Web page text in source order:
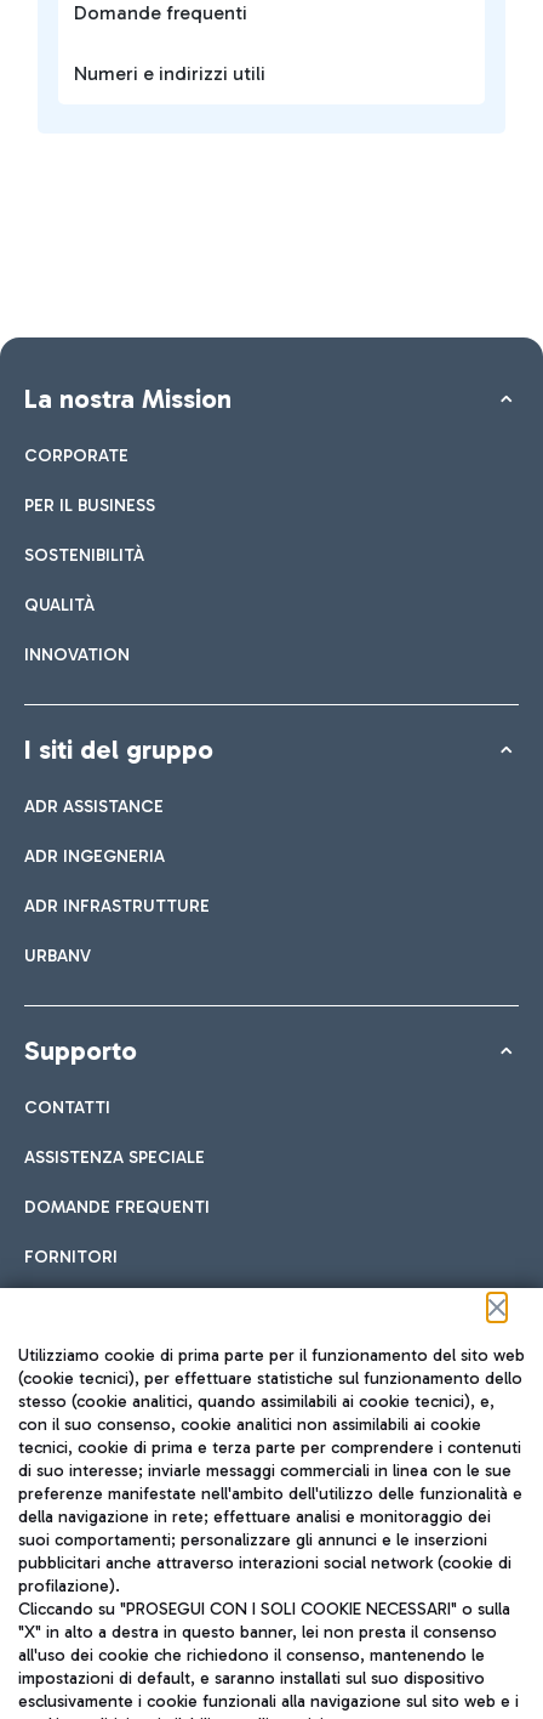
Domande frequenti
Numeri e indirizzi utili
La nostra Mission
CORPORATE
PER IL BUSINESS
SOSTENIBILITÀ
QUALITÀ
INNOVATION
I siti del gruppo
ADR ASSISTANCE
ADR INGEGNERIA
ADR INFRASTRUTTURE
URBANV
Supporto
CONTATTI
ASSISTENZA SPECIALE
DOMANDE FREQUENTI
FORNITORI
Seguici sui social
TRAVEL JOURNAL
ITA
Utilizziamo cookie di prima parte per il funzionamento del sito web
(cookie tecnici), per effettuare statistiche sul funzionamento dello
stesso (cookie analitici, quando assimilabili ai cookie tecnici), e,
con il suo consenso, cookie analitici non assimilabili ai cookie
tecnici, cookie di prima e terza parte per comprendere i contenuti
di suo interesse; inviarle messaggi commerciali in linea con le sue
preferenze manifestate nell'ambito dell'utilizzo delle funzionalità e
della navigazione in rete; effettuare analisi e monitoraggio dei
suoi comportamenti; personalizzare gli annunci e le inserzioni
pubblicitari anche attraverso interazioni social network (cookie di
profilazione).
Cliccando su "PROSEGUI CON I SOLI COOKIE NECESSARI" o sulla
"X" in alto a destra in questo banner, lei non presta il consenso
all'uso dei cookie che richiedono il consenso, mantenendo le
impostazioni di default, e saranno installati sul suo dispositivo
esclusivamente i cookie funzionali alla navigazione sul sito web e i